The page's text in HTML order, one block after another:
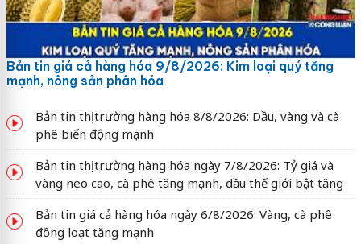
Bản tin giá cả hàng hóa 9/8/2026: Kim loại quý tăng
mạnh, nông sản phân hóa
Bản tin thị trường hàng hóa 8/8/2026: Dầu, vàng và cà
phê biến động mạnh
Bản tin thị trường hàng hóa ngày 7/8/2026: Tỷ giá và
vàng neo cao, cà phê tăng mạnh, dầu thế giới bật tăng
Bản tin giá cả hàng hóa ngày 6/8/2026: Vàng, cà phê
đồng loạt tăng mạnh